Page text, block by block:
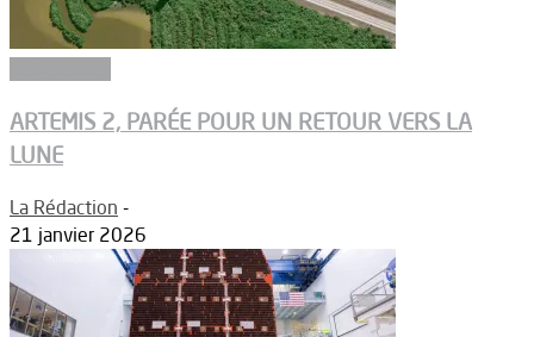
ARTEMIS 2, PARÉE POUR UN RETOUR VERS LA
LUNE
La Rédaction -
21 janvier 2026